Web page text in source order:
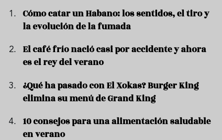
Cómo catar un Habano: los sentidos, el tiro y
la evolución de la fumada
El café frío nació casi por accidente y ahora
es el rey del verano
¿Qué ha pasado con El Xokas? Burger King
elimina su menú de Grand King
10 consejos para una alimentación saludable
en verano